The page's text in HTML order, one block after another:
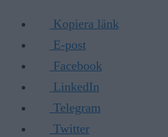
Kopiera länk
E-post
Facebook
LinkedIn
Telegram
Twitter